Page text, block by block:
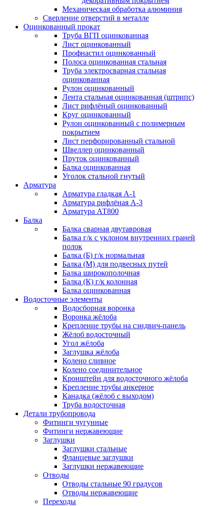
Механическая обработка алюминия
Сверление отверстий в металле
Оцинкованный прокат
Труба ВГП оцинкованная
Лист оцинкованный
Профнастил оцинкованный
Полоса оцинкованная стальная
Труба электросварная стальная
оцинкованная
Рулон оцинкованный
Лента стальная оцинкованная (штрипс)
Лист рифлёный оцинкованный
Круг оцинкованный
Рулон оцинкованный с полимерным
покрытием
Лист перфорированный стальной
Швеллер оцинкованный
Пруток оцинкованный
Балка оцинкованная
Уголок стальной гнутый
Арматура
Арматура гладкая А-1
Арматура рифлёная А-3
Арматура АТ800
Балка
Балка сварная двутавровая
Балка г/к с уклоном внутренних граней
полок
Балка (Б) г/к нормальная
Балка (М) для подвесных путей
Балка широкополочная
Балка (К) г/к колонная
Балка оцинкованная
Водосточные элементы
Водосборная воронка
Воронка жёлоба
Крепление трубы на сэндвич-панель
Жёлоб водосточный
Угол жёлоба
Заглушка жёлоба
Колено сливное
Колено соединительное
Кронштейн для водосточного жёлоба
Крепление трубы анкерное
Канадка (жёлоб с выходом)
Труба водосточная
Детали трубопровода
Фитинги чугунные
Фитинги нержавеющие
Заглушки
Заглушки стальные
Фланцевые заглушки
Заглушки нержавеющие
Отводы
Отводы стальные 90 градусов
Отводы нержавеющие
Переходы